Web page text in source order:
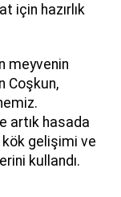
için hazırlık
meyvenin
Coşkun,
artık hasada
kök gelişimi ve
kullandı.